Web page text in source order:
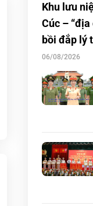
Khu lưu
Cúc –
bồi đắp lý
06/08/2026